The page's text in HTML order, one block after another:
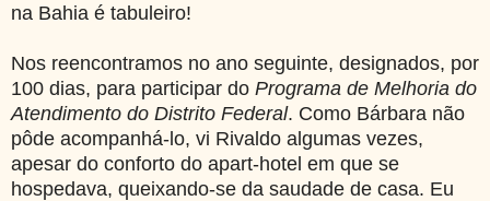
na Bahia é tabuleiro!
Nos reencontramos no ano seguinte, designados, por
100 dias, para participar do Programa de Melhoria do
Atendimento do Distrito Federal. Como Bárbara não
pôde acompanhá-lo, vi Rivaldo algumas vezes,
apesar do conforto do apart-hotel em que se
hospedava, queixando-se da saudade de casa. Eu